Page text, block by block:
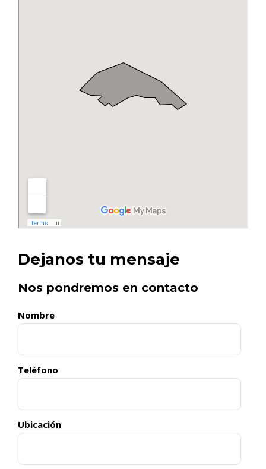
Dejanos tu mensaje
Nos pondremos en contacto
Nombre
Teléfono
Ubicación